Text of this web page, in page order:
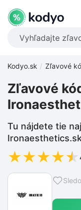
Kodyo.sk Zľavové
Zľavové
Tu nájdete tie
★★★★★